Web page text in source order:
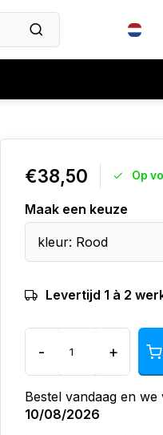
€38,50 Op
Maak een keuze
kleur: Rood
Levertijd 1 à 2
- +
Bestel vandaag en
10/08/2026